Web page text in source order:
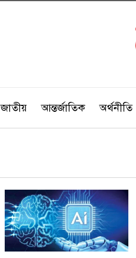
জাতীয় আন্তর্জাতিক অর্থনীতি